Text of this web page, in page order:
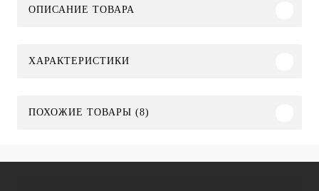
ОПИСАНИЕ ТОВАРА
ХАРАКТЕРИСТИКИ
ПОХОЖИЕ ТОВАРЫ (8)